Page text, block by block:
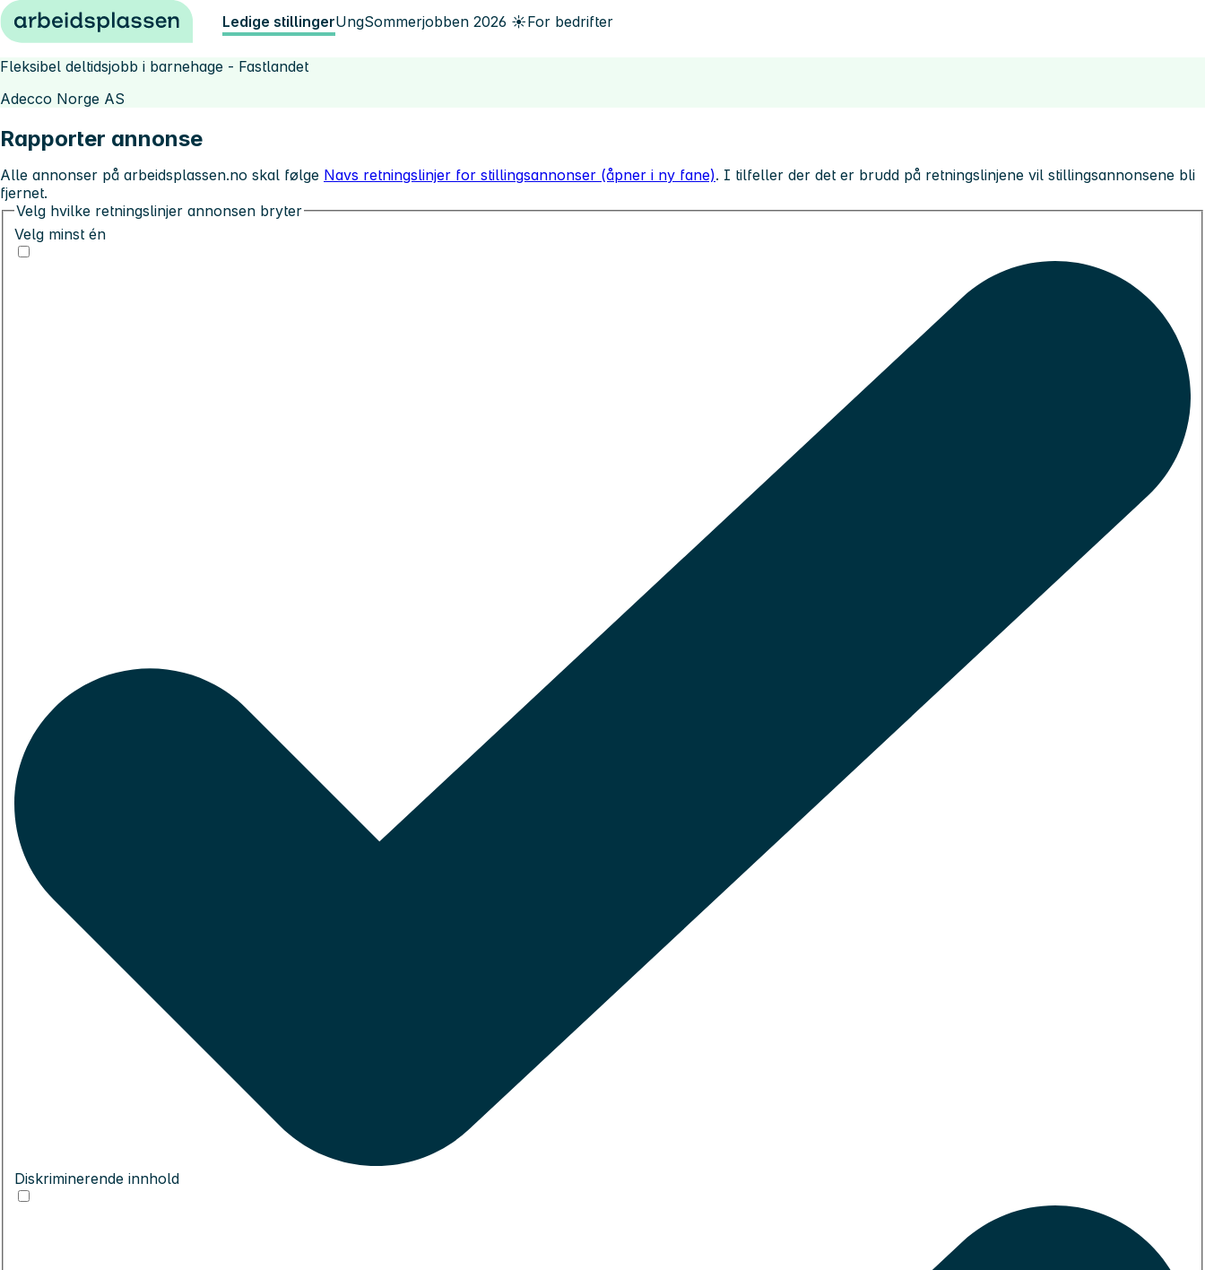
Hopp til innhold Ledige stillingerUngSommerjobben 2026 ☀️For bedrifter
Fleksibel deltidsjobb i barnehage - Fastlandet
Adecco Norge AS
Rapporter annonse
Alle annonser på arbeidsplassen.no skal følge Navs retningslinjer for stillingsannonser (åpner i ny fane). I tilfeller der det er brudd på retningslinjene vil stillingsannonsene bli
fjernet.
Velg hvilke retningslinjer annonsen bryter
Velg minst én
Diskriminerende innhold